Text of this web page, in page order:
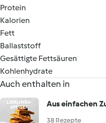
Protein
Kalorien
Fett
Ballaststoff
Gesättigte Fettsäuren
Kohlenhydrate
Auch enthalten in
38 Rezepte